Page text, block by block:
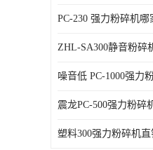
PC-230 强力粉碎机哪
ZHL-SA300静音粉碎